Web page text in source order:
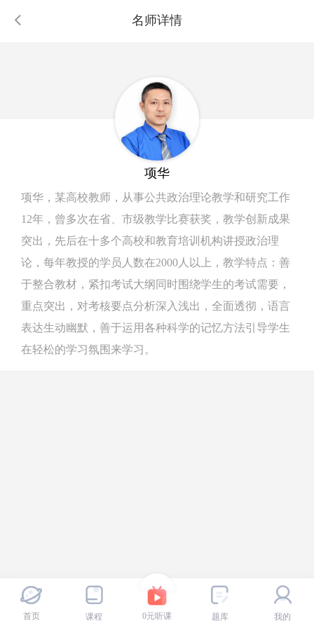
名师详情
项华
项华，某高校教师，从事公共政治理论教学和研究工作
12年，曾多次在省、市级教学比赛获奖，教学创新成果
突出，先后在十多个高校和教育培训机构讲授政治理
论，每年教授的学员人数在2000人以上，教学特点：善
于整合教材，紧扣考试大纲同时围绕学生的考试需要，
重点突出，对考核要点分析深入浅出，全面透彻，语言
表达生动幽默，善于运用各种科学的记忆方法引导学生
在轻松的学习氛围来学习。
首页 课程 0元听课 题库 我的